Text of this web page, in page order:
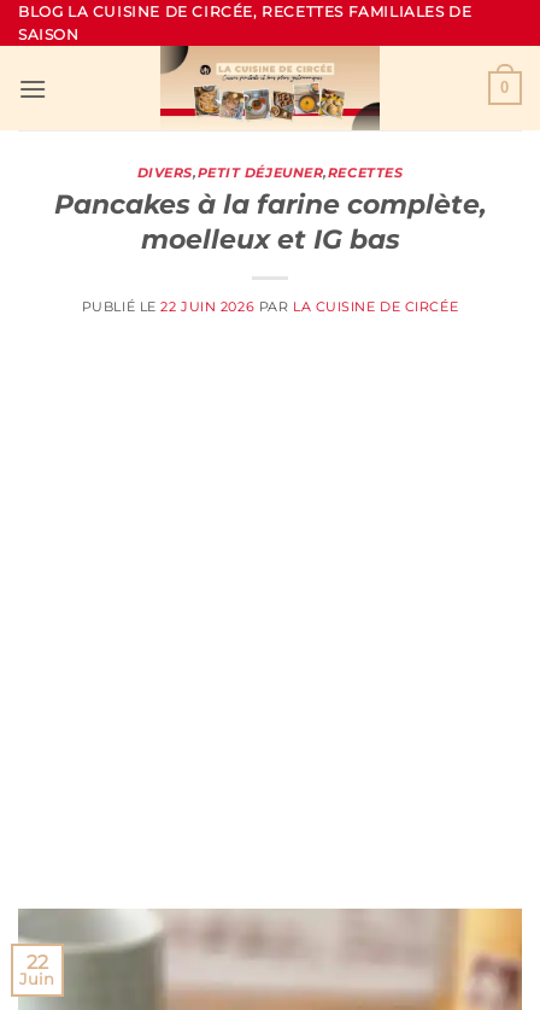
Passer
au
BLOG LA CUISINE DE CIRCÉE, RECETTES FAMILIALES DE
SAISON
0
DIVERS,PETIT DÉJEUNER,RECETTES
Pancakes à la farine complète,
moelleux et IG bas
PUBLIÉ LE22 JUIN 2026 PAR LA CUISINE DE CIRCÉE
22
Juin